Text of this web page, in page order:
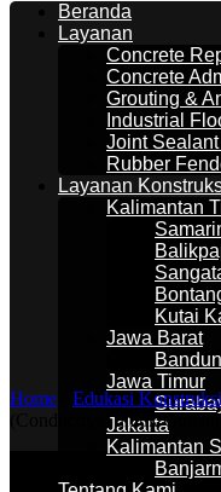
Beranda
Layanan
Concrete
Concrete
Grouting &
Industrial
Joint
Rubber
Layanan
Kalimantan
Kutai
Jawa Barat
Jawa Timur
Jakarta
Kalimantan
Home Edukasi Konstruksi
(Conductive) untuk